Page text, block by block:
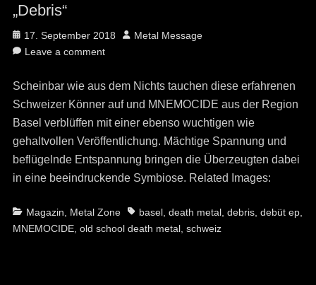
„Debris“
Posted
on
17. September 2018 Author
Metal Message
Leave a comment
Scheinbar wie aus dem Nichts tauchen diese erfahrenen
Schweizer Könner auf und MNEMOCIDE aus der Region
Basel verblüffen mit einer ebenso wuchtigen wie
gehaltvollen Veröffentlichung. Mächtige Spannung und
beflügelnde Entspannung bringen die Überzeugten dabei
in eine beeindruckende Symbiose. Related Images:
Categories
Magazin Metal Zone Tagsbasel, death metal, debris, debüt ep,
MNEMOCIDE, old school death metal, schweiz